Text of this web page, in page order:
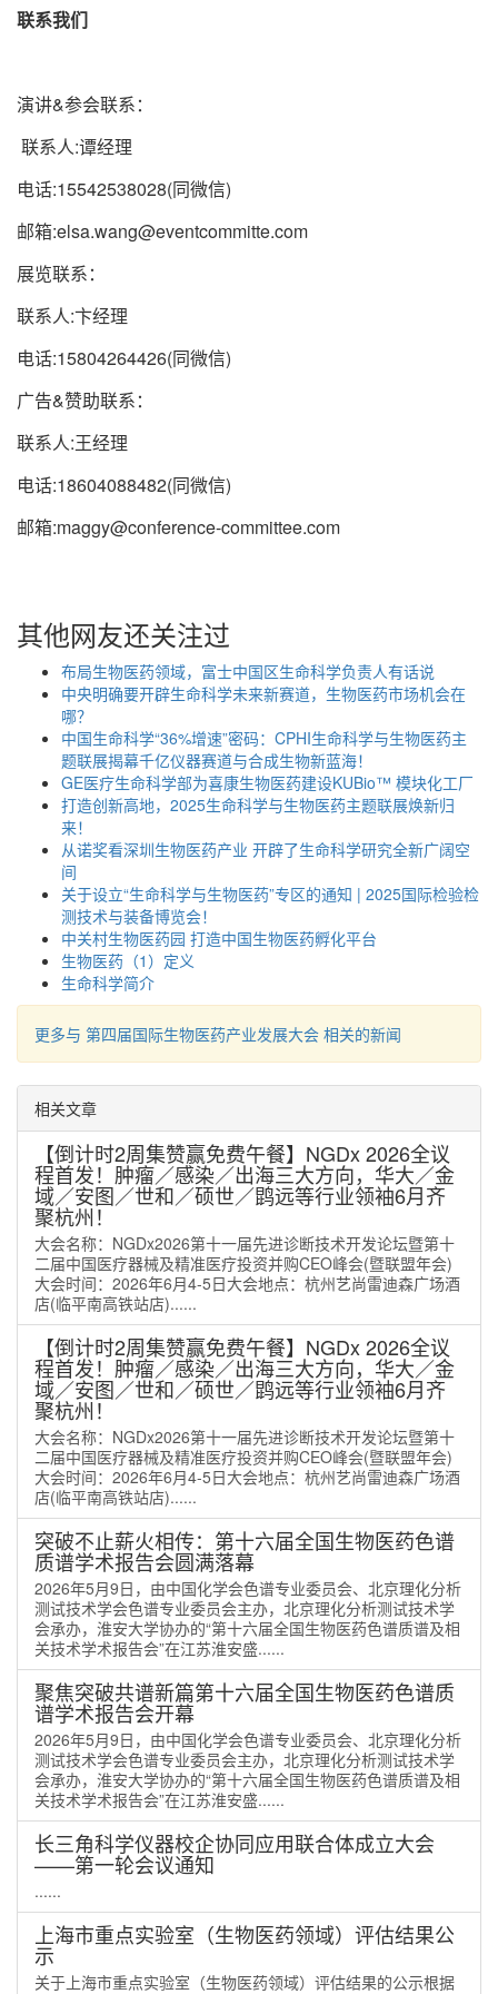
联系我们
演讲&参会联系：
联系人:谭经理
电话:15542538028(同微信)
邮箱:elsa.wang@eventcommitte.com
展览联系：
联系人:卞经理
电话:15804264426(同微信)
广告&赞助联系：
联系人:王经理
电话:18604088482(同微信)
邮箱:maggy@conference-committee.com
其他网友还关注过
布局生物医药领域，富士中国区生命科学负责人有话说
中央明确要开辟生命科学未来新赛道，生物医药市场机会在
哪？
中国生命科学“36%增速”密码：CPHI生命科学与生物医药主
题联展揭幕千亿仪器赛道与合成生物新蓝海！
GE医疗生命科学部为喜康生物医药建设KUBio™ 模块化工厂
打造创新高地，2025生命科学与生物医药主题联展焕新归
来！
从诺奖看深圳生物医药产业 开辟了生命科学研究全新广阔空
间
关于设立“生命科学与生物医药”专区的通知 | 2025国际检验检
测技术与装备博览会！
中关村生物医药园 打造中国生物医药孵化平台
生物医药（1）定义
生命科学简介
更多与 第四届国际生物医药产业发展大会 相关的新闻
相关文章
【倒计时2周集赞赢免费午餐】NGDx 2026全议
程首发！肿瘤／感染／出海三大方向，华大／金
域／安图／世和／硕世／鹍远等行业领袖6月齐
聚杭州！
大会名称：NGDx2026第十一届先进诊断技术开发论坛暨第十
二届中国医疗器械及精准医疗投资并购CEO峰会(暨联盟年会)
大会时间：2026年6月4-5日大会地点：杭州艺尚雷迪森广场酒
店(临平南高铁站店)......
【倒计时2周集赞赢免费午餐】NGDx 2026全议
程首发！肿瘤／感染／出海三大方向，华大／金
域／安图／世和／硕世／鹍远等行业领袖6月齐
聚杭州！
大会名称：NGDx2026第十一届先进诊断技术开发论坛暨第十
二届中国医疗器械及精准医疗投资并购CEO峰会(暨联盟年会)
大会时间：2026年6月4-5日大会地点：杭州艺尚雷迪森广场酒
店(临平南高铁站店)......
突破不止薪火相传：第十六届全国生物医药色谱
质谱学术报告会圆满落幕
2026年5月9日，由中国化学会色谱专业委员会、北京理化分析
测试技术学会色谱专业委员会主办，北京理化分析测试技术学
会承办，淮安大学协办的“第十六届全国生物医药色谱质谱及相
关技术学术报告会”在江苏淮安盛......
聚焦突破共谱新篇第十六届全国生物医药色谱质
谱学术报告会开幕
2026年5月9日，由中国化学会色谱专业委员会、北京理化分析
测试技术学会色谱专业委员会主办，北京理化分析测试技术学
会承办，淮安大学协办的“第十六届全国生物医药色谱质谱及相
关技术学术报告会”在江苏淮安盛......
长三角科学仪器校企协同应用联合体成立大会
——第一轮会议通知
......
上海市重点实验室（生物医药领域）评估结果公
示
关于上海市重点实验室（生物医药领域）评估结果的公示根据